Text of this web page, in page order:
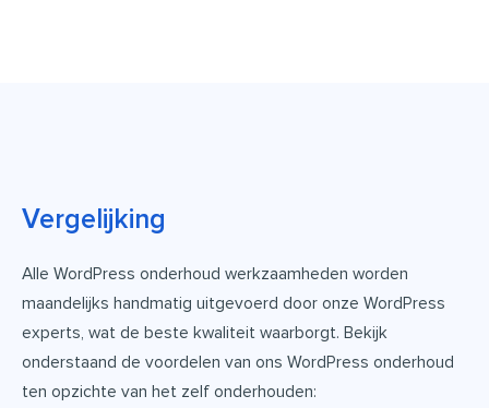
Vergelijking
Alle WordPress onderhoud werkzaamheden worden
maandelijks handmatig uitgevoerd door onze WordPress
experts, wat de beste kwaliteit waarborgt. Bekijk
onderstaand de voordelen van ons WordPress onderhoud
ten opzichte van het zelf onderhouden: